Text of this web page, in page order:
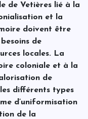
de Vetières lié à la
et la
doivent être
de
locales. La
coloniale et à la
de
différents types
d’uniformisation
de la